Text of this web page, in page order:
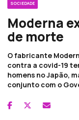
SOCIEDADE
Moderna
de morte
O fabricante
contra a covid-19
homens no Japão,
conjunto com o